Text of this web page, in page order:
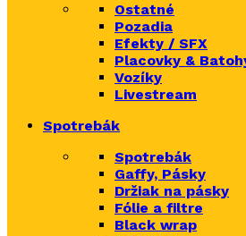
Ostatné
Pozadia
Efekty / SFX
Placovky &
Vozíky
Livestream
Spotrebák
Spotrebák
Gaffy, Pásky
Držiak na pásky
Fólie a filtre
Black wrap